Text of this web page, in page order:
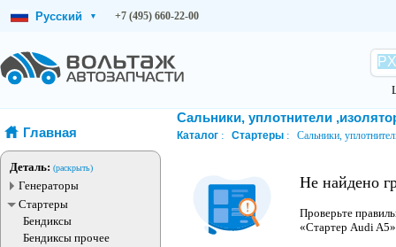
Русский ▾ +7 (495) 660-22-00
Главная
Деталь: (раскрыть)
Генераторы
Стартеры
Бендиксы
Бендиксы прочее
Сальники, уплотнители
Каталог Стартеры Сальники,
Не найдено
Проверьте
«Стартер Audi